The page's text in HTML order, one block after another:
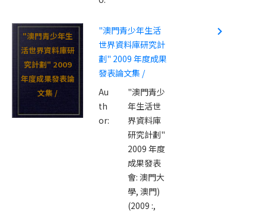
"澳門青少年生
活世界資料庫研
究計劃" 2009
年度成果發表論
文集 /
"澳門青少年生活
世界資料庫研究計
劃" 2009 年度成果
發表論文集 /
Au
th
or:
"澳門青少
年生活世
界資料庫
研究計劃"
2009 年度
成果發表
會: 澳門大
學, 澳門)
(2009 :,
navigate_next